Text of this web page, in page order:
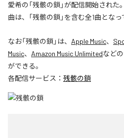
愛希の「残骸の鎖」が配信開始され
曲は、「残骸の鎖」を含む全1曲となっ
なお「残骸の鎖 」は、 Apple Music、
Music、 Amazon Music Unlimitedなど
ができる。
各配信サービス： 残骸の鎖